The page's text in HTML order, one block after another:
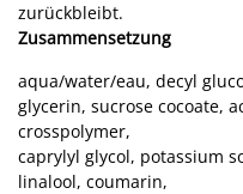
zurückbleibt.
Zusammensetzung
aqua/water/eau, decyl
glycerin, sucrose cocoate,
crosspolymer,
caprylyl glycol, potassium
linalool, coumarin,